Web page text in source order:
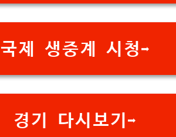
국제 생중계 시청➡️
경기 다시보기➡️